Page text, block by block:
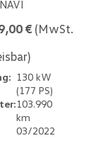
€ (MwSt.
130 kW
(177 PS)
103.990
km
03/2022